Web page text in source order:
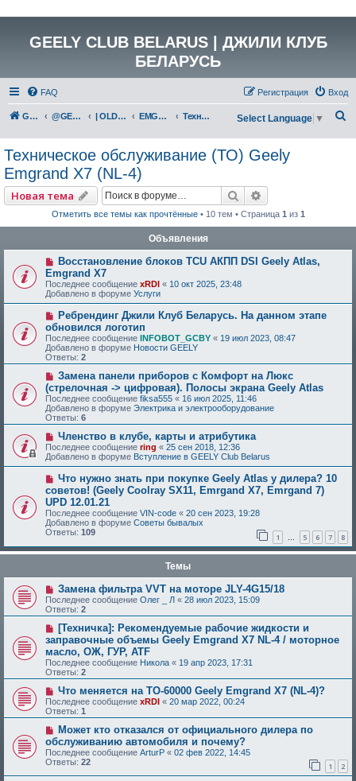
GEELY CLUB BELARUS | ДЖИЛИ КЛУБ
БЕЛАРУСЬ
FAQ Вход
Регистрация
GEELY Club Belarus @GEELYCLUBBY | OLD GEELY EMGRAND X7 (NL-4) Техническое обслуживание (ТО) Geely Emgrand X7 (NL-4) Select Language ▼
Техническое обслуживание (ТО) Geely
Emgrand X7 (NL-4)
Новая тема Поиск
Отметить все темы как прочтённые• 10 тем • Страница 1 из 1
Объявления
Восстановление блоков TCU АКПП DSI Geely Atlas,
Emgrand X7
Последнее сообщение xRDI « 10 окт 2025, 23:48
Добавлено в форуме Услуги
Ребрендинг Джили Клуб Беларусь. На данном этапе
обновился логотип
Последнее сообщение INFOBOT_GCBY « 19 июл 2023, 08:47
Добавлено в форуме Новости GEELY
Ответы: 2
Замена панели приборов с Комфорт на Люкс
(стрелочная -> цифровая). Полосы экрана Geely Atlas
Последнее сообщение fiksa555 « 16 июл 2025, 11:46
Добавлено в форуме Электрика и электрооборудование
Ответы: 6
Членство в клубе, карты и атрибутика
Последнее сообщение ring « 25 сен 2018, 12:36
Добавлено в форуме Вступление в GEELY Club Belarus
Что нужно знать при покупке Geely Atlas у дилера? 10
советов! (Geely Coolray SX11, Emrgand X7, Emrgand 7)
UPD 12.01.21
Последнее сообщение VIN-code « 20 сен 2023, 19:28
Добавлено в форуме Советы бывалых
Ответы: 109 1 … 5 6 7 8
Темы
Замена фильтра VVT на моторе JLY-4G15/18
Последнее сообщение Олег _ Л « 28 июл 2023, 15:09
Ответы: 2
[Техничка]: Рекомендуемые рабочие жидкости и
заправочные объемы Geely Emgrand X7 NL-4 / моторное
масло, ОЖ, ГУР, ATF
Последнее сообщение Никола « 19 апр 2023, 17:31
Ответы: 2
Что меняется на ТО-60000 Geely Emgrand X7 (NL-4)?
Последнее сообщение xRDI « 20 мар 2022, 00:24
Ответы: 1
Может кто отказался от официального дилера по
обслуживанию автомобиля и почему?
Последнее сообщение ArturP « 02 фев 2022, 14:45
Ответы: 22 1 2